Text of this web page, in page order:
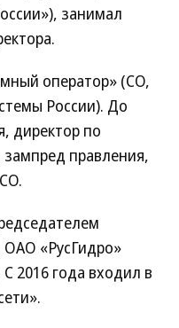
занимал
оператор» (СО,
России). До
директор по
зампред правления,
«РусГидро»
2016 года входил в